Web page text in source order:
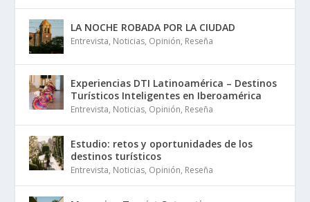
LA NOCHE ROBADA POR LA CIUDAD
Entrevista, Noticias, Opinión, Reseña
Experiencias DTI Latinoamérica – Destinos
Turísticos Inteligentes en Iberoamérica
Entrevista, Noticias, Opinión, Reseña
Estudio: retos y oportunidades de los
destinos turísticos
Entrevista, Noticias, Opinión, Reseña